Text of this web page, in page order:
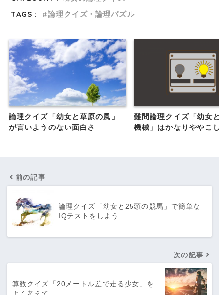
TAGS :
論理クイズ・論理パズル
論理クイズ「幼女と草原の風」
が言いようのない面白さ
難問論理クイズ「幼女
機械」はかなりややこ
前の記事
論理クイズ「幼女と25頭の競馬」で簡単な
IQテストをしよう
次の記事
算数クイズ「20メートル差で走る少女」を